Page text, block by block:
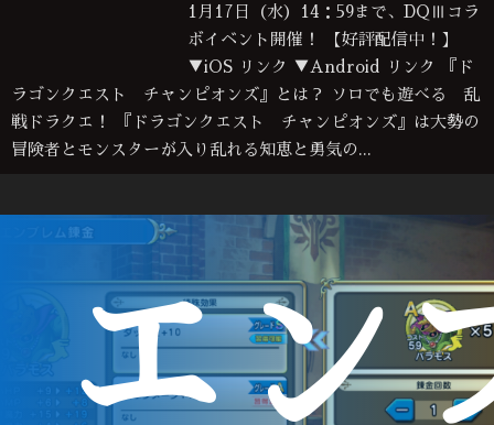
1月17日（水）14：59まで、DQⅢコラ
ボイベント開催！ 【好評配信中！】
▼iOS リンク ▼Android リンク 『ド
ラゴンクエスト チャンピオンズ』とは？ ソロでも遊べる 乱
戦ドラクエ！ 『ドラゴンクエスト チャンピオンズ』は大勢の
冒険者とモンスターが入り乱れる知恵と勇気の...
エン